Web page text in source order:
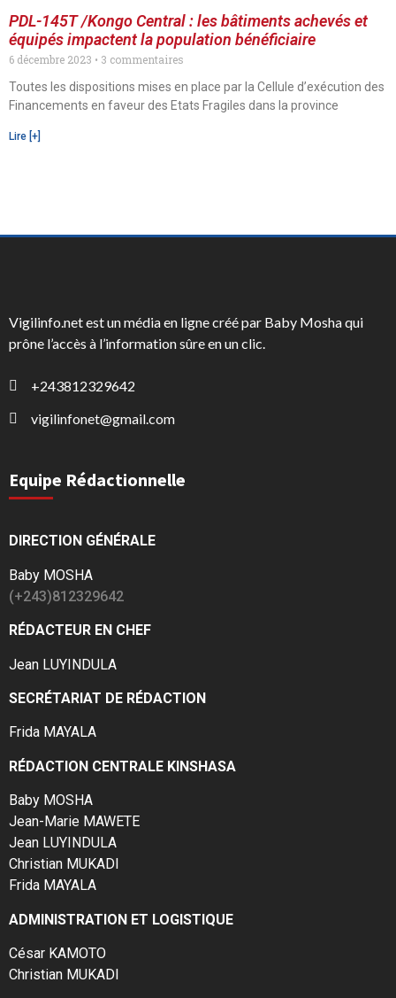
PDL-145T /Kongo Central : les bâtiments achevés et
équipés impactent la population bénéficiaire
6 décembre 2023
3 commentaires
Toutes les dispositions mises en place par la Cellule d’exécution des
Financements en faveur des Etats Fragiles dans la province
Lire [+]
Vigilinfo.net est un média en ligne créé par Baby Mosha qui
prône l’accès à l’information sûre en un clic.
+243812329642
vigilinfonet@gmail.com
Equipe Rédactionnelle
DIRECTION GÉNÉRALE
Baby MOSHA
(+243)812329642
RÉDACTEUR EN CHEF
Jean LUYINDULA
SECRÉTARIAT DE RÉDACTION
Frida MAYALA
RÉDACTION CENTRALE KINSHASA
Baby MOSHA
Jean-Marie MAWETE
Jean LUYINDULA
Christian MUKADI
Frida MAYALA
ADMINISTRATION ET LOGISTIQUE
César KAMOTO
Christian MUKADI